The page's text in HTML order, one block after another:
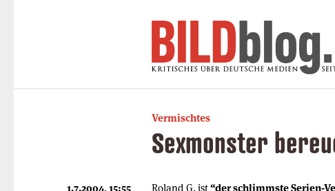
Vermischtes
Sexmonster
Roland G. ist“der schlimmste Serien-
1.7.2004, 15:55